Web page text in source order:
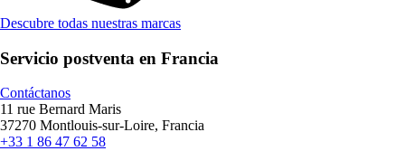
Descubre todas nuestras marcas
Servicio postventa en Francia
Contáctanos
11 rue Bernard Maris
37270 Montlouis-sur-Loire, Francia
+33 1 86 47 62 58